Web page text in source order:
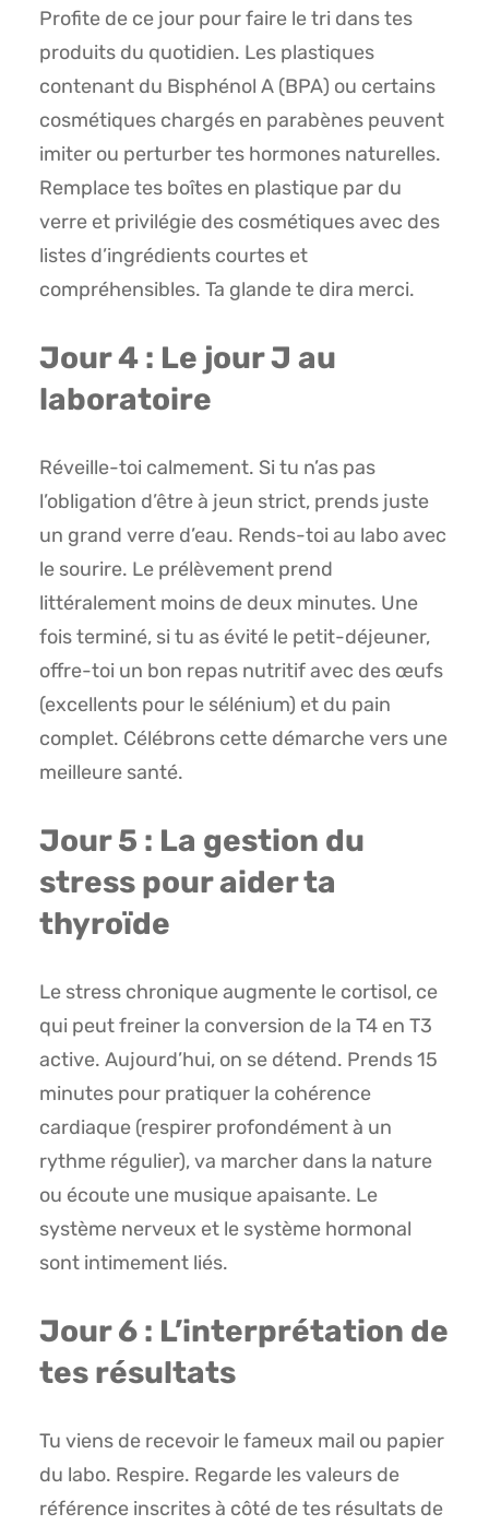
Profite de ce jour pour faire le tri dans tes
produits du quotidien. Les plastiques
contenant du Bisphénol A (BPA) ou certains
cosmétiques chargés en parabènes peuvent
imiter ou perturber tes hormones naturelles.
Remplace tes boîtes en plastique par du
verre et privilégie des cosmétiques avec des
listes d’ingrédients courtes et
compréhensibles. Ta glande te dira merci.
Jour 4 : Le jour J au
laboratoire
Réveille-toi calmement. Si tu n’as pas
l’obligation d’être à jeun strict, prends juste
un grand verre d’eau. Rends-toi au labo avec
le sourire. Le prélèvement prend
littéralement moins de deux minutes. Une
fois terminé, si tu as évité le petit-déjeuner,
offre-toi un bon repas nutritif avec des œufs
(excellents pour le sélénium) et du pain
complet. Célébrons cette démarche vers une
meilleure santé.
Jour 5 : La gestion du
stress pour aider ta
thyroïde
Le stress chronique augmente le cortisol, ce
qui peut freiner la conversion de la T4 en T3
active. Aujourd’hui, on se détend. Prends 15
minutes pour pratiquer la cohérence
cardiaque (respirer profondément à un
rythme régulier), va marcher dans la nature
ou écoute une musique apaisante. Le
système nerveux et le système hormonal
sont intimement liés.
Jour 6 : L’interprétation de
tes résultats
Tu viens de recevoir le fameux mail ou papier
du labo. Respire. Regarde les valeurs de
référence inscrites à côté de tes résultats de